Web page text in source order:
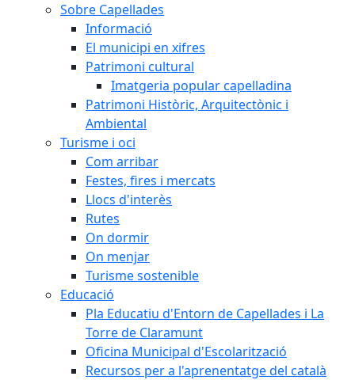
Sobre Capellades
Informació
El municipi en xifres
Patrimoni cultural
Imatgeria popular capelladina
Patrimoni Històric, Arquitectònic i
Ambiental
Turisme i oci
Com arribar
Festes, fires i mercats
Llocs d'interès
Rutes
On dormir
On menjar
Turisme sostenible
Educació
Pla Educatiu d'Entorn de Capellades i La
Torre de Claramunt
Oficina Municipal d'Escolarització
Recursos per a l'aprenentatge del català